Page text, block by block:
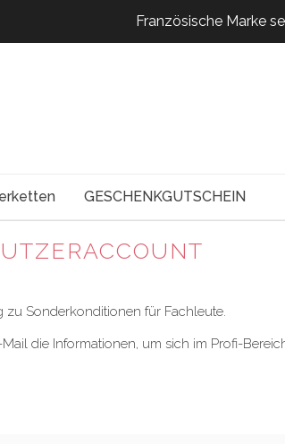
Französische Marke
Französische Marke
GESCHENKGUTSCHEIN
zu Sonderkonditionen für Fachleute.
die Informationen, um sich im Profi-